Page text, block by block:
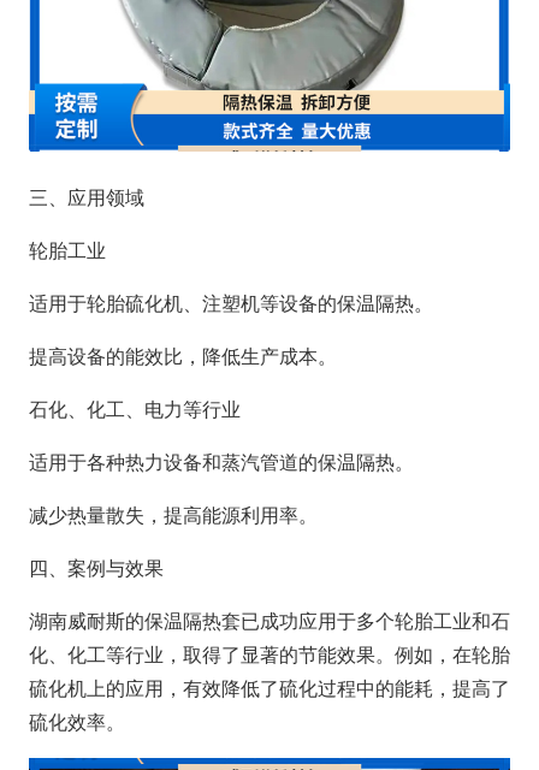
三、应用领域
轮胎工业
适用于轮胎硫化机、注塑机等设备的保温隔热。
提高设备的能效比，降低生产成本。
石化、化工、电力等行业
适用于各种热力设备和蒸汽管道的保温隔热。
减少热量散失，提高能源利用率。
四、案例与效果
湖南威耐斯的保温隔热套已成功应用于多个轮胎工业和石
化、化工等行业，取得了显著的节能效果。例如，在轮胎
硫化机上的应用，有效降低了硫化过程中的能耗，提高了
硫化效率。